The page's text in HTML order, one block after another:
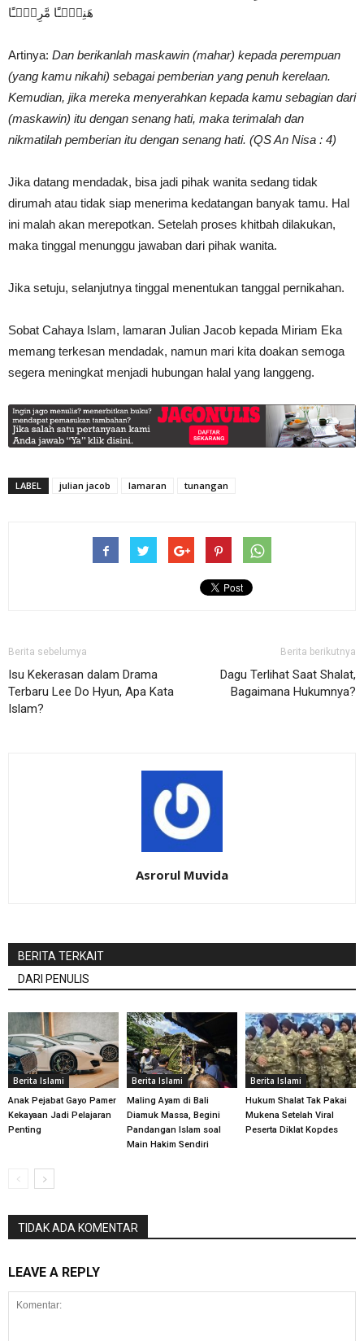
هَنِيْۤـًٔا مَّرِيْۤـًٔا
Artinya: Dan berikanlah maskawin (mahar) kepada perempuan
(yang kamu nikahi) sebagai pemberian yang penuh kerelaan.
Kemudian, jika mereka menyerahkan kepada kamu sebagian dari
(maskawin) itu dengan senang hati, maka terimalah dan
nikmatilah pemberian itu dengan senang hati. (QS An Nisa : 4)
Jika datang mendadak, bisa jadi pihak wanita sedang tidak
dirumah atau tidak siap menerima kedatangan banyak tamu. Hal
ini malah akan merepotkan. Setelah proses khitbah dilakukan,
maka tinggal menunggu jawaban dari pihak wanita.
Jika setuju, selanjutnya tinggal menentukan tanggal pernikahan.
Sobat Cahaya Islam, lamaran Julian Jacob kepada Miriam Eka
memang terkesan mendadak, namun mari kita doakan semoga
segera meningkat menjadi hubungan halal yang langgeng.
LABEL julian jacob lamaran tunangan
Berita sebelumya
Isu Kekerasan dalam Drama
Terbaru Lee Do Hyun, Apa Kata
Islam?
Berita berikutnya
Dagu Terlihat Saat Shalat,
Bagaimana Hukumnya?
Asrorul Muvida
BERITA TERKAIT
DARI PENULIS
Berita Islami
Anak Pejabat Gayo Pamer
Kekayaan Jadi Pelajaran
Penting
Berita Islami
Maling Ayam di Bali
Diamuk Massa, Begini
Pandangan Islam soal
Main Hakim Sendiri
Berita Islami
Hukum Shalat Tak Pakai
Mukena Setelah Viral
Peserta Diklat Kopdes
TIDAK ADA KOMENTAR
LEAVE A REPLY